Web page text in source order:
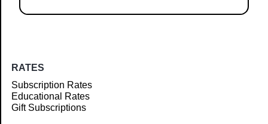
RATES
Subscription Rates
Educational Rates
Gift Subscriptions